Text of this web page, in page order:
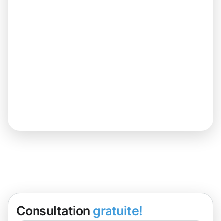
Consultation gratuite!